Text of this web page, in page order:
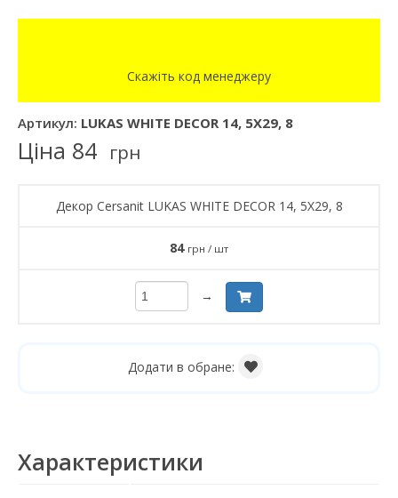
Скажіть код менеджеру
Артикул: LUKAS WHITE DECOR 14, 5X29, 8
Ціна 84 грн
Декор Cersanit LUKAS WHITE DECOR 14, 5X29, 8
84 грн / шт
→
Додати в обране:
Характеристики